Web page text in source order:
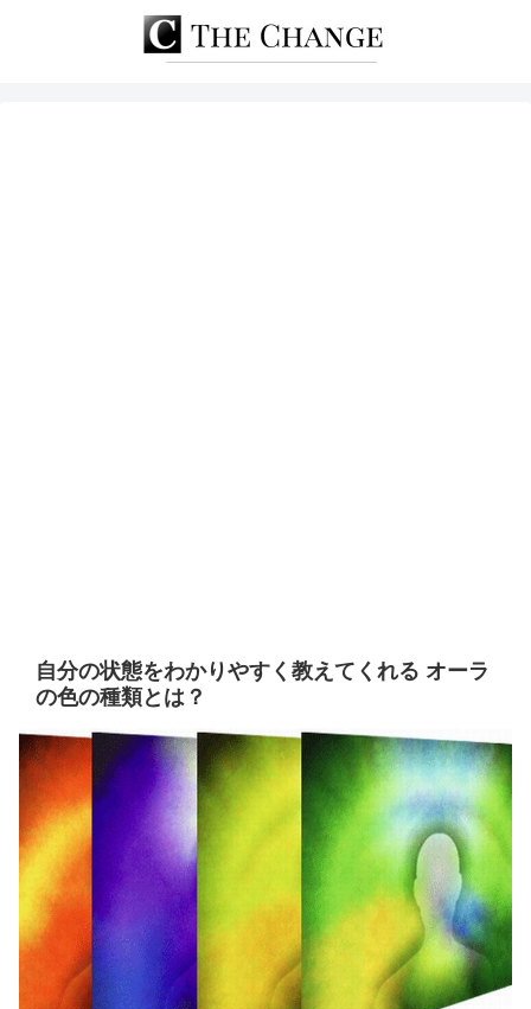
自分の状態をわかりやすく教えてくれる オーラ
の色の種類とは？